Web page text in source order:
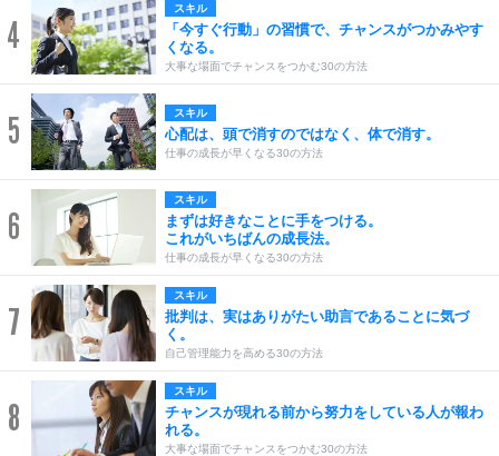
4
スキル
「今すぐ行動」の習慣で、チャンスがつかみやす
くなる。
大事な場面でチャンスをつかむ30の方法
5 スキル
心配は、頭で消すのではなく、体で消す。
仕事の成長が早くなる30の方法
6
スキル
まずは好きなことに手をつける。
これがいちばんの成長法。
仕事の成長が早くなる30の方法
7
スキル
批判は、実はありがたい助言であることに気づ
く。
自己管理能力を高める30の方法
8
スキル
チャンスが現れる前から努力をしている人が報わ
れる。
大事な場面でチャンスをつかむ30の方法